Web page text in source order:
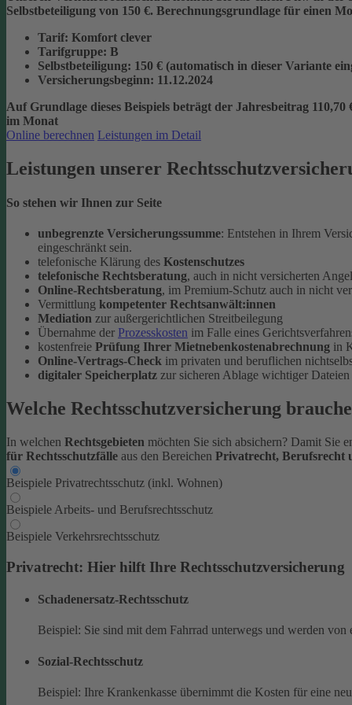
Selbstbeteiligung von 150 €. Berechnungsgrundlage für einen
Tarif: Komfort clever
Tarifgruppe: B
Selbstbeteiligung: 150 € (automatisch in dieser Variante
Versicherungsbeginn: 11.12.2024
Auf Grundlage dieses Beispiels beträgt der Jahresbeitrag 110,70
im Monat
Online berechnen Leistungen im Detail
Leistungen unserer
So stehen wir Ihnen zur Seite
unbegrenzte Versicherungssumme: Entstehen in Ihrem
eingeschränkt sein.
telefonische Klärung des Kostenschutzes
telefonische Rechtsberatung, auch in nicht versicherten
Online-Rechtsberatung, im Premium-Schutz auch in nicht
Vermittlung kompetenter Rechtsanwält:innen
Mediation zur außergerichtlichen Streitbeilegung
Übernahme der Prozesskosten im Falle eines
kostenfreie Prüfung Ihrer Mietnebenkostenabrechnung in
Online-Vertrags-Check im privaten und beruflichen
digitaler Speicherplatz zur sicheren Ablage wichtiger
Welche Rechtsschutzversicherung
In welchen Rechtsgebieten möchten Sie sich absichern? Damit Sie
für Rechtsschutzfälle aus den Bereichen Privatrecht, Berufsrecht
Beispiele Privatrechtsschutz (inkl. Wohnen)
Beispiele Arbeits- und Berufsrechtsschutz
Beispiele Verkehrsrechtsschutz
Privatrecht: Hier hilft Ihre Rechtsschutzversicherung
Schadenersatz-Rechtsschutz
Beispiel: Sie sind mit dem Fahrrad unterwegs und werden
Sozial-Rechtsschutz
Beispiel: Ihre Krankenkasse übernimmt die Kosten für eine